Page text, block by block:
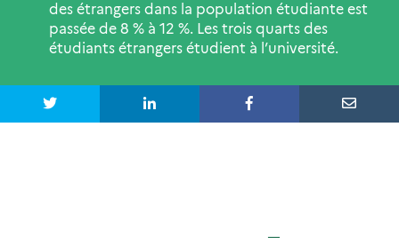
des étrangers dans la population étudiante est
passée de 8 % à 12 %. Les trois quarts des
étudiants étrangers étudient à l’université.